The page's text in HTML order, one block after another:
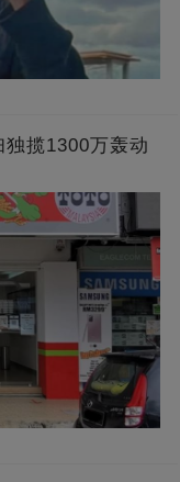
揽1300万轰动